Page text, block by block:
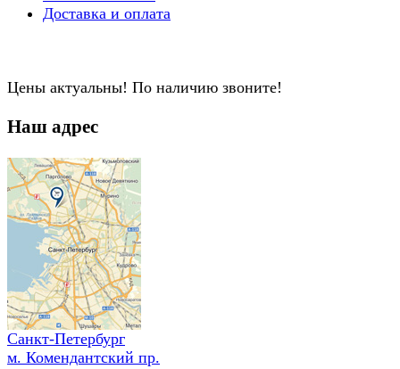
Доставка и оплата
Цены актуальны! По наличию звоните!
Наш адрес
Санкт-Петербург
м. Комендантский пр.